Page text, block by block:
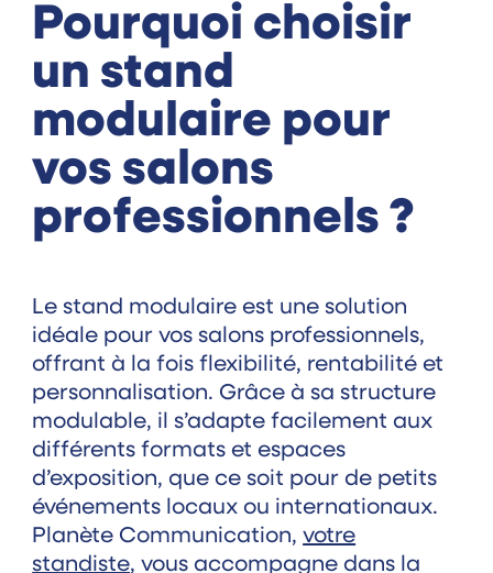
Pourquoi choisir
un stand
modulaire pour
vos salons
professionnels ?
Le stand modulaire est une solution
idéale pour vos salons professionnels,
offrant à la fois flexibilité, rentabilité et
personnalisation. Grâce à sa structure
modulable, il s’adapte facilement aux
différents formats et espaces
d’exposition, que ce soit pour de petits
événements locaux ou internationaux.
Planète Communication,votre
standiste, vous accompagne dans la